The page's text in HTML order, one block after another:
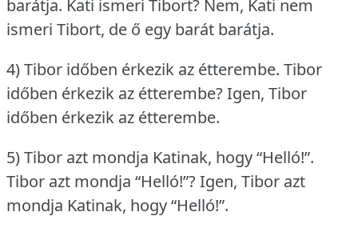
barátja. Kati ismeri Tibort? Nem, Kati nem
ismeri Tibort, de ő egy barát barátja.
4) Tibor időben érkezik az étterembe. Tibor
időben érkezik az étterembe?Igen, Tibor
időben érkezik az étterembe.
5) Tibor azt mondja Katinak, hogy “Helló!”.
Tibor azt mondja “Helló!”?Igen, Tibor azt
mondja Katinak, hogy “Helló!”.